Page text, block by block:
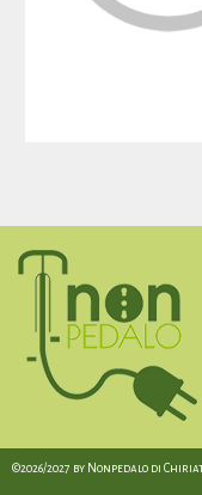
©2026/2027 by Nonpedalo di